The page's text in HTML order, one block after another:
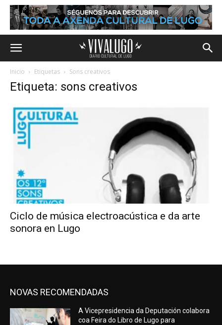
Inicio Etiquetas Sons creativos
Etiqueta: sons creativos
Ciclo de música electroacústica e da arte
sonora en Lugo
NOVAS RECOMENDADAS
A Vicepresidencia da Deputación colabora
coa Feira do Libro de Lugo para